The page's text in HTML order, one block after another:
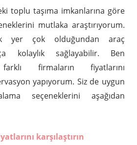
toplu taşıma imkanlarına göre
mutlaka araştırıyorum.
yer çok olduğundan araç
kolaylık sağlayabilir. Ben
firmaların fiyatlarını
yapıyorum. Siz de uygun
seçeneklerini aşağıdan
karşılaştırın